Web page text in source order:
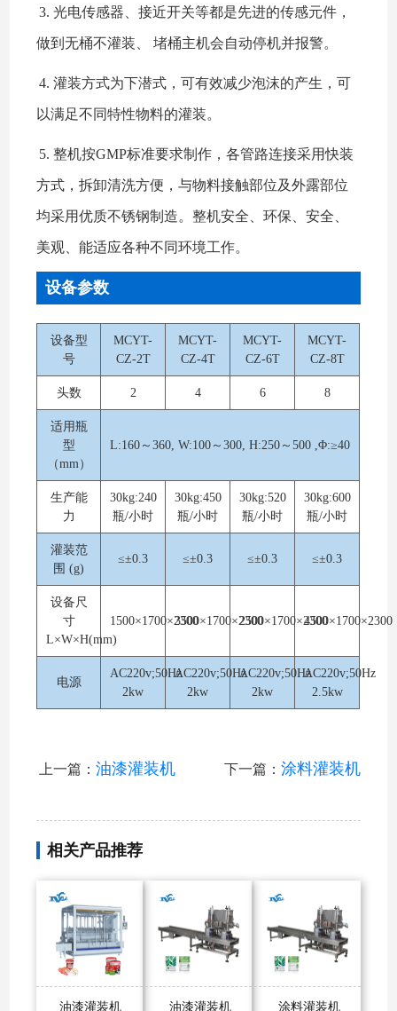
3. 光电传感器、接近开关等都是先进的传感元件，
做到无桶不灌装、 堵桶主机会自动停机并报警。
4. 灌装方式为下潜式，可有效减少泡沫的产生，可
以满足不同特性物料的灌装。
5. 整机按GMP标准要求制作，各管路连接采用快装
方式，拆卸清洗方便，与物料接触部位及外露部位
均采用优质不锈钢制造。整机安全、环保、安全、
美观、能适应各种不同环境工作。
设备参数
设备型
号
MCYT-
CZ-2T
MCYT-
CZ-4T
MCYT-
CZ-6T
MCYT-
CZ-8T
头数 2 4 6 8
适用瓶
型
（mm）
L:160～360, W:100～300, H:250～500 ,Φ:≥40
生产能
力
30kg:240
瓶/小时
30kg:450
瓶/小时
30kg:520
瓶/小时
30kg:600
瓶/小时
灌装范
围 (g)
≤±0.3 ≤±0.3 ≤±0.3 ≤±0.3
设备尺
寸
L×W×H(mm)
1500×1700×23003500×1700×23002500×1700×23004500×1700×2300
电源
AC220v;50Hz
2kw
AC220v;50Hz
2kw
AC220v;50Hz
2kw
AC220v;50Hz
2.5kw
上一篇：油漆灌装机 下一篇： 涂料灌装机
相关产品推荐
油漆灌装机 油漆灌装机 涂料灌装机